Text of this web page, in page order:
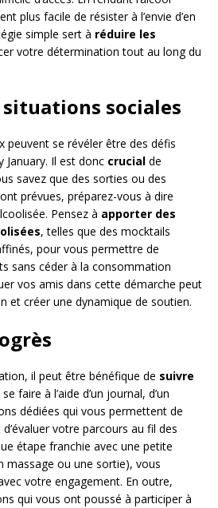
plus facile de résister à l’envie d’en
simple sert à réduire les
votre détermination tout au long du
sociales
peuvent se révéler être des défis
Il est donc crucial de
savez que des sorties ou des
prévues, préparez-vous à dire
Pensez à apporter des
, telles que des mocktails
pour vous permettre de
sans céder à la consommation
vos amis dans cette démarche peut
et créer une dynamique de soutien.
il peut être bénéfique de suivre
faire à l’aide d’un journal, d’un
dédiées qui vous permettent de
votre parcours au fil des
étape franchie avec une petite
massage ou une sortie), vous
votre engagement. En outre,
qui vous ont poussé à participer à